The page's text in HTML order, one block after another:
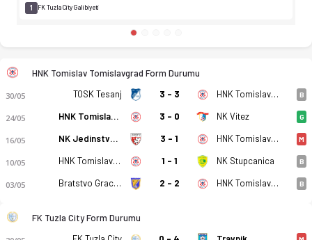
1 FK Tuzla City Galibiyeti
HNK Tomislav Tomislavgrad Form Durumu
30/05 TOSK Tesanj 3 - 3 HNK Tomislav Tomislavgrad B
24/05 HNK Tomislav Tomislavgrad 3 - 0 NK Vitez G
16/05 NK Jedinstvo Bihac 3 - 1 HNK Tomislav Tomislavgrad M
10/05 HNK Tomislav Tomislavgrad 1 - 1 NK Stupcanica B
03/05 Bratstvo Gracanica 2 - 2 HNK Tomislav Tomislavgrad B
FK Tuzla City Form Durumu